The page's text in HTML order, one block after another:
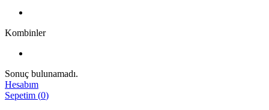
Kombinler
Sonuç bulunamadı.
Hesabım
Sepetim (0)